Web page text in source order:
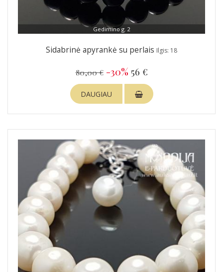
Gedimino g. 2
Sidabrinė apyrankė su perlais Ilgis: 18
80,00 € -30% 56 €
DAUGIAU